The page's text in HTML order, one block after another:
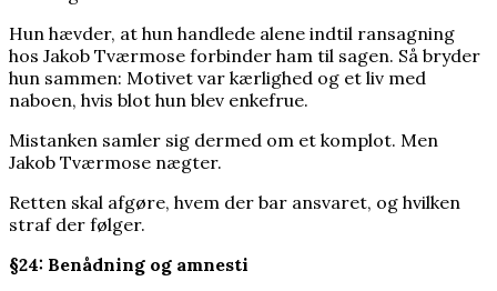
Hun hævder, at hun handlede alene indtil ransagning
hos Jakob Tværmose forbinder ham til sagen. Så bryder
hun sammen: Motivet var kærlighed og et liv med
naboen, hvis blot hun blev enkefrue.
Mistanken samler sig dermed om et komplot. Men
Jakob Tværmose nægter.
Retten skal afgøre, hvem der bar ansvaret, og hvilken
straf der følger.
§24: Benådning og amnesti